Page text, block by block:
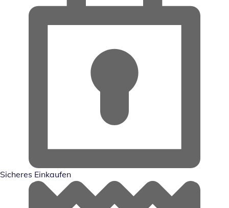
Sicheres Einkaufen